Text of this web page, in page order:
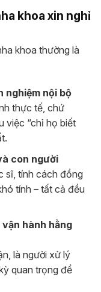
khoa xin nghỉ
khoa thường là
nghiệm nội bộ
thực tế, chứ
việc “chỉ họ biết
con người
sĩ, tính cách đồng
tính – tất cả đều
hành hằng
là người xử lý
quan trọng để